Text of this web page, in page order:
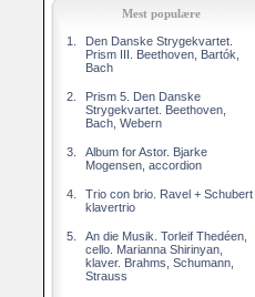
Mest populære
1.
Den Danske Strygekvartet.
Prism III. Beethoven, Bartók,
Bach
2.
Prism 5. Den Danske
Strygekvartet. Beethoven,
Bach, Webern
3.
Album for Astor. Bjarke
Mogensen, accordion
4.
Trio con brio. Ravel + Schubert
klavertrio
5.
An die Musik. Torleif Thedéen,
cello. Marianna Shirinyan,
klaver. Brahms, Schumann,
Strauss